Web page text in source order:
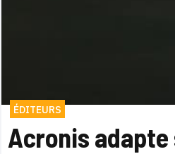
ÉDITEURS
Acronis